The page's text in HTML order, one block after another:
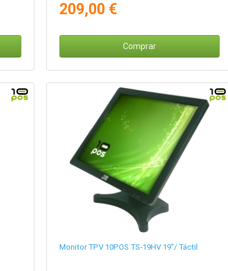
209,00 €
Comprar
Monitor TPV 10POS TS-19HV 19"/ Táctil